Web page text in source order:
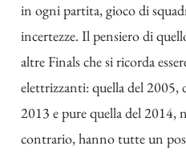
in ogni partita, gioco di
incertezze. Il pensiero di
altre Finals che si ricorda
elettrizzanti: quella del 2005,
2013 e pure quella del
contrario, hanno tutte un